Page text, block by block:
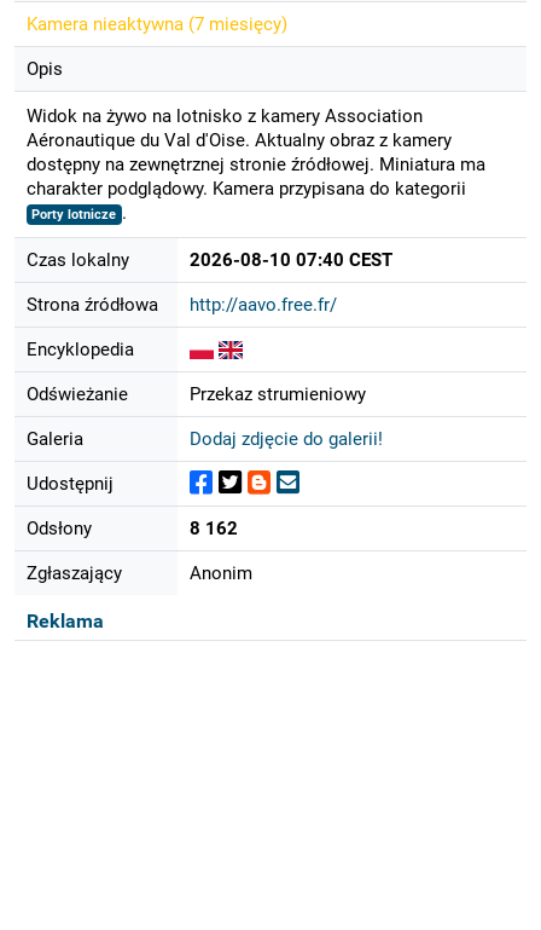
Kamera nieaktywna (7 miesięcy)
Opis
Widok na żywo na lotnisko z kamery Association
Aéronautique du Val d'Oise. Aktualny obraz z kamery
dostępny na zewnętrznej stronie źródłowej. Miniatura ma
charakter podglądowy. Kamera przypisana do kategorii
Porty lotnicze .
Czas lokalny 2026-08-10 07:40 CEST
Strona źródłowa http://aavo.free.fr/
Encyklopedia
Odświeżanie Przekaz strumieniowy
Galeria Dodaj zdjęcie do galerii!
Udostępnij
Odsłony 8 162
Zgłaszający Anonim
Reklama